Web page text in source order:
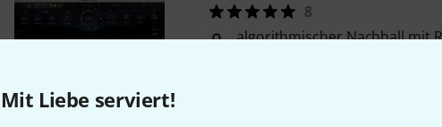
Mit Liebe serviert!
8
algorithmischer Nachhall mit